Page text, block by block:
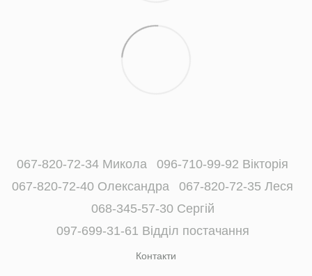
067-820-72-34 Микола
096-710-99-92 Вікторія
067-820-72-40 Олександра
067-820-72-35 Леся
068-345-57-30 Сергій
097-699-31-61 Відділ постачання
Контакти